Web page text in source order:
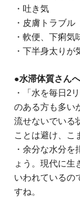
・吐き気
・皮膚トラブル
・軟便、下痢気
・下半身太りが
●水滞体質さん
・「水を毎日2
のある方も多い
流せないでいる
ことは避け、こ
・余分な水分
ょう。現代に生
いわれているの
すね。